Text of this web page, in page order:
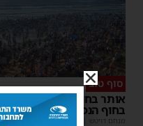
סוף טוב
אותר בחור הישיבה שנעדר
בחוף הנפרד באשדוד
מנחם דויטש |
22:08